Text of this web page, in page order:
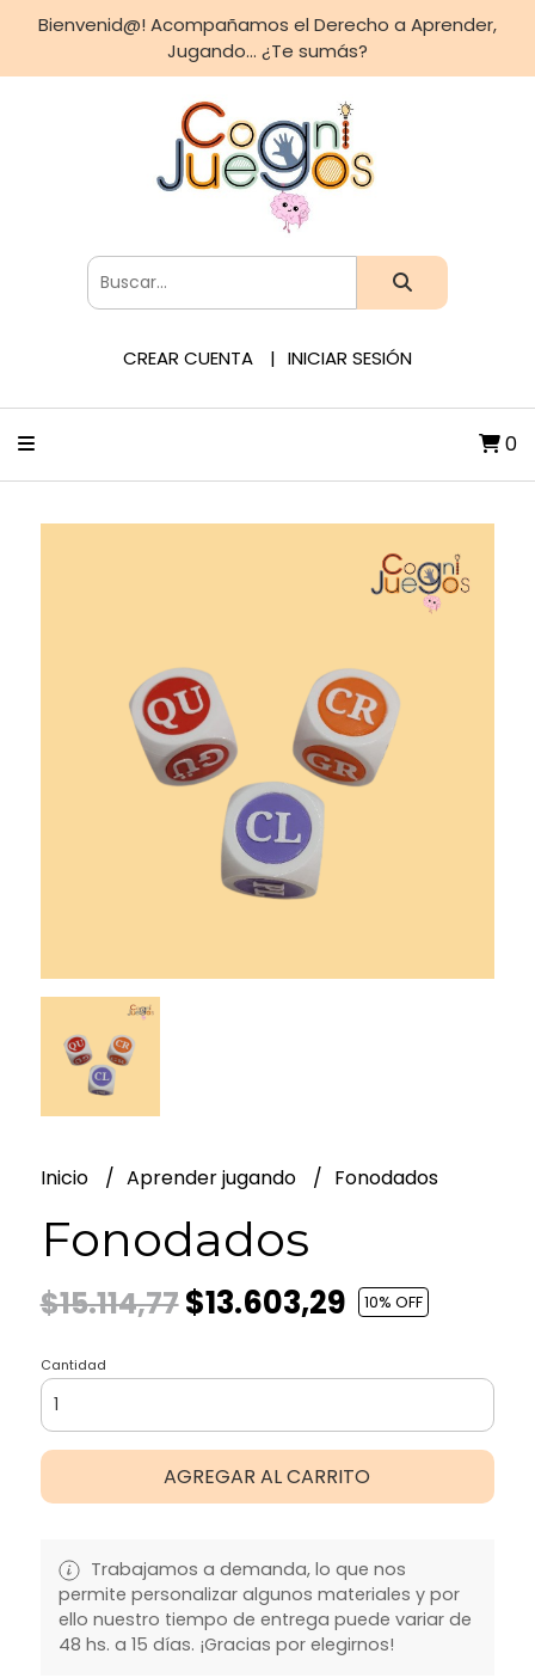
Bienvenid@! Acompañamos el Derecho a Aprender,
Jugando... ¿Te sumás?
CREAR CUENTA INICIAR SESIÓN
0
Inicio Aprender jugando Fonodados
Fonodados
$15.114,77$13.603,29 10% OFF
Cantidad
AGREGAR AL CARRITO
Trabajamos a demanda, lo que nos
permite personalizar algunos materiales y por
ello nuestro tiempo de entrega puede variar de
48 hs. a 15 días. ¡Gracias por elegirnos!